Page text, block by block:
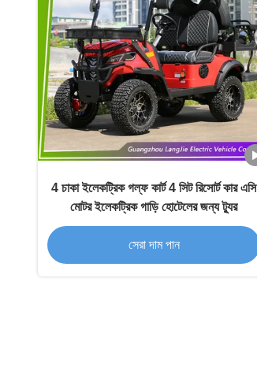
4 চাকা ইলেকট্রিক গল্ফ কার্ট 4 সিট রিসোর্ট কার এসি
মোটর ইলেকট্রিক গাড়ি হোটেলের জন্য ট্যুর
সেরা দাম পান